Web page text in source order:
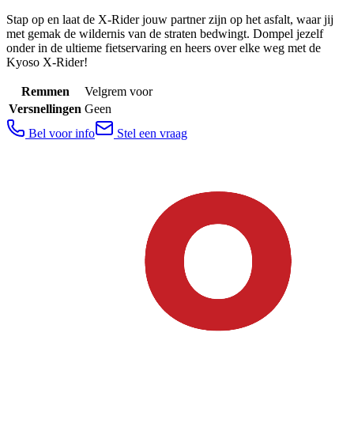
Stap op en laat de X-Rider jouw partner zijn op het asfalt, waar jij
met gemak de wildernis van de straten bedwingt. Dompel jezelf
onder in de ultieme fietservaring en heers over elke weg met de
Kyoso X-Rider!
Remmen
Velgrem voor
Versnellingen Geen
Bel voor info
Stel een vraag